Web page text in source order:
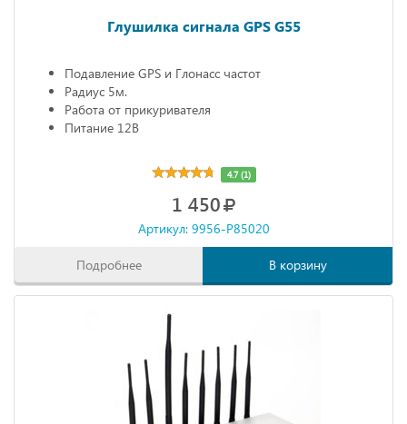
Глушилка сигнала GPS G55
Подавление GPS и Глонасс частот
Радиус 5м.
Работа от прикуривателя
Питание 12В
4.7 (1)
1 450
Артикул: 9956-P85020
Подробнее В корзину